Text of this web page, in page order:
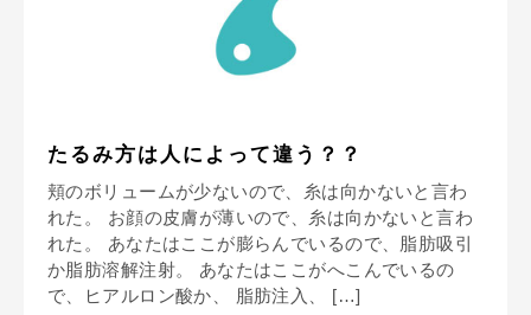
たるみ方は人によって違う？？
頬のボリュームが少ないので、糸は向かないと言わ
れた。 お顔の皮膚が薄いので、糸は向かないと言わ
れた。 あなたはここが膨らんでいるので、脂肪吸引
か脂肪溶解注射。 あなたはここがへこんでいるの
で、ヒアルロン酸か、 脂肪注入、 […]